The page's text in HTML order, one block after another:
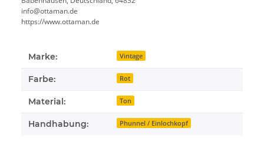
info@ottaman.de
https://www.ottaman.de
Marke: Vintage
Farbe: Rot
Material: Ton
Handhabung: Phunnel / Einlochkopf